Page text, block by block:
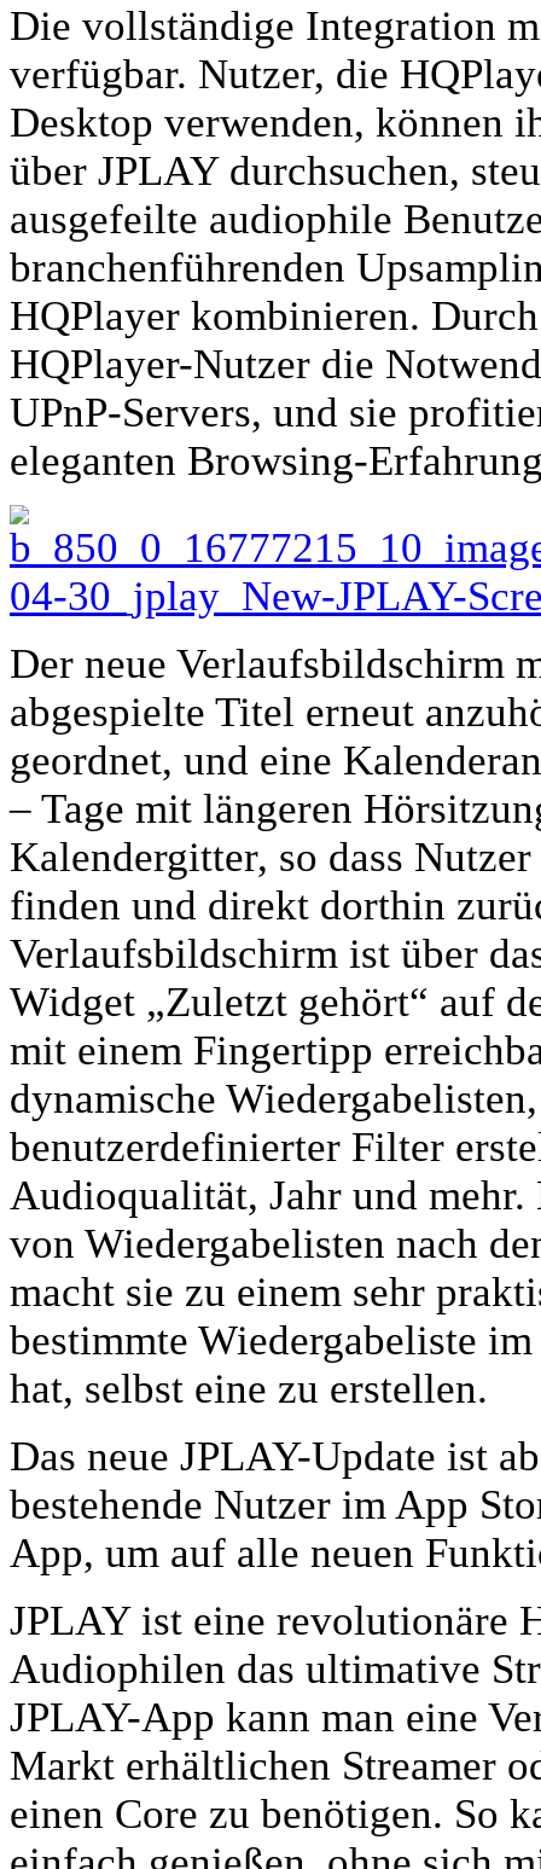
Die vollständige Integration
verfügbar. Nutzer, die
Desktop verwenden, können
über JPLAY durchsuchen,
ausgefeilte audiophile
branchenführenden
HQPlayer kombinieren.
HQPlayer-Nutzer die
UPnP-Servers, und sie
eleganten Browsing-
Der neue Verlaufsbildschirm
abgespielte Titel erneut
geordnet, und eine
– Tage mit längeren
Kalendergitter, so dass
finden und direkt dorthin
Verlaufsbildschirm ist über
Widget „Zuletzt gehört“ auf
mit einem Fingertipp
dynamische
benutzerdefinierter Filter
Audioqualität, Jahr und
von Wiedergabelisten nach
macht sie zu einem sehr
bestimmte Wiedergabeliste
hat, selbst eine zu erstellen.
Das neue JPLAY-Update ist
bestehende Nutzer im App
App, um auf alle neuen
JPLAY ist eine revolutionäre
Audiophilen das ultimative
JPLAY-App kann man eine
Markt erhältlichen Streamer
einen Core zu benötigen. So